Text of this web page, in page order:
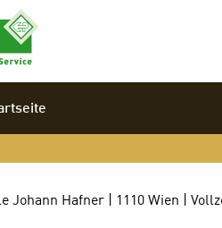
Johann Hafner 1110 Wien